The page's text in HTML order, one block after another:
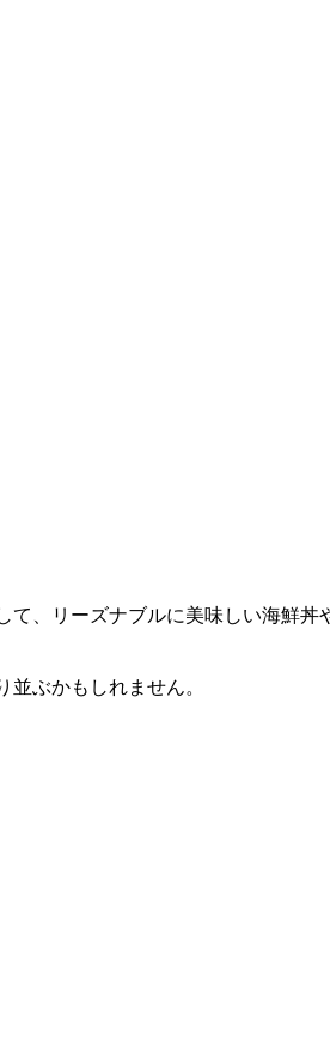
、リーズナブルに美味しい海鮮
ぶかもしれません。